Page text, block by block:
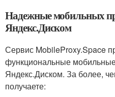
Надежные мобильных
Яндекс.Диском
Сервис MobileProxy.Space
функциональные
Яндекс.Диском. За более,
получаете: